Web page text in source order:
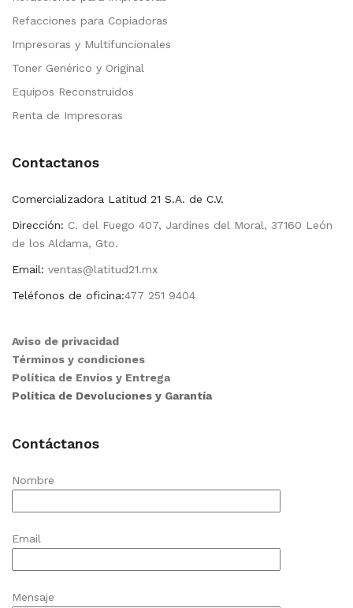
Refacciones para Copiadoras
Impresoras y Multifuncionales
Toner Genérico y Original
Equipos Reconstruidos
Renta de Impresoras
Contactanos
Comercializadora Latitud 21 S.A. de C.V.
Dirección: C. del Fuego 407, Jardines del Moral, 37160 León
de los Aldama, Gto.
Email: ventas@latitud21.mx
Teléfonos de oficina:477 251 9404
Aviso de privacidad
Términos y condiciones
Política de Envíos y Entrega
Política de Devoluciones y Garantía
Contáctanos
Nombre
Email
Mensaje